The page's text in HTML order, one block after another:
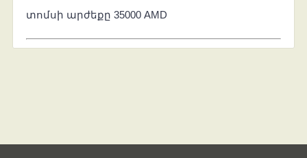
տոմսի արժեքը 35000 AMD